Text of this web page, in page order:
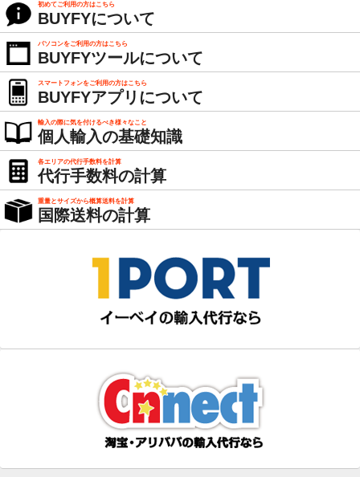
初めてご利用の方はこちら
BUYFYについて
パソコンをご利用の方はこちら
BUYFYツールについて
スマートフォンをご利用の方はこちら
BUYFYアプリについて
輸入の際に気を付けるべき様々なこと
個人輸入の基礎知識
各エリアの代行手数料を計算
代行手数料の計算
重量とサイズから概算送料を計算
国際送料の計算